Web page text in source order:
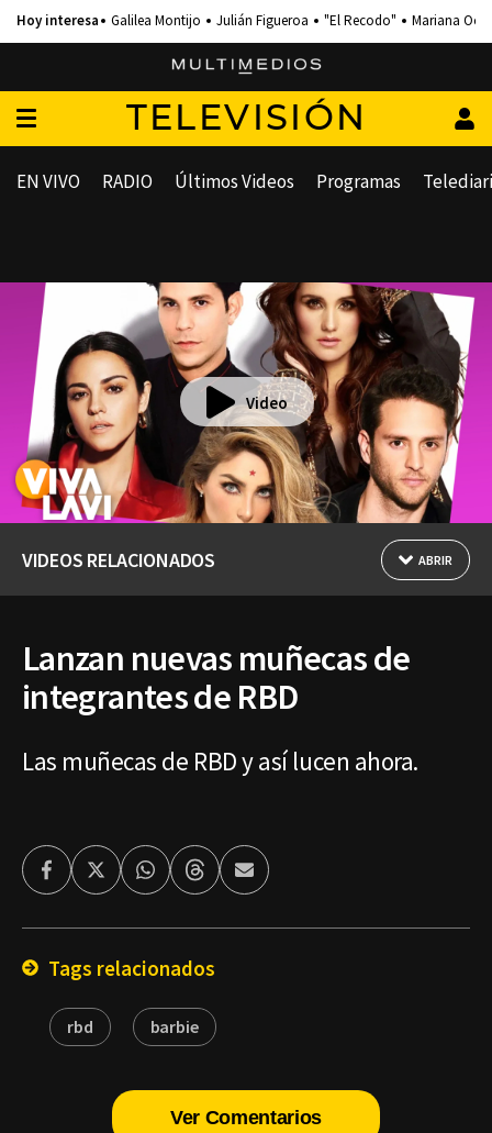
Galilea Montijo Julián Figueroa "El Recodo" Mariana
TELEVISIÓN
EN VIVO RADIO Últimos Videos Programas
Video
VIDEOS RELACIONADOS ABRIR
Lanzan nuevas muñecas de
integrantes de RBD
Las muñecas de RBD y así lucen ahora.
FacebookTwitterWhatsappThreadsEnviar
por
Tags relacionados
rbd barbie
Ver Comentarios